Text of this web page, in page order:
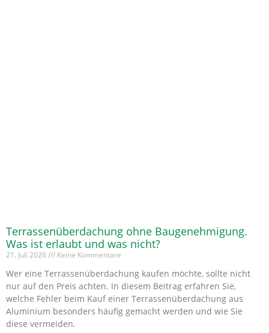
Terrassenüberdachung ohne Baugenehmigung.
Was ist erlaubt und was nicht?
21. Juli 2026 Keine Kommentare
Wer eine Terrassenüberdachung kaufen möchte, sollte nicht
nur auf den Preis achten. In diesem Beitrag erfahren Sie,
welche Fehler beim Kauf einer Terrassenüberdachung aus
Aluminium besonders häufig gemacht werden und wie Sie
diese vermeiden.